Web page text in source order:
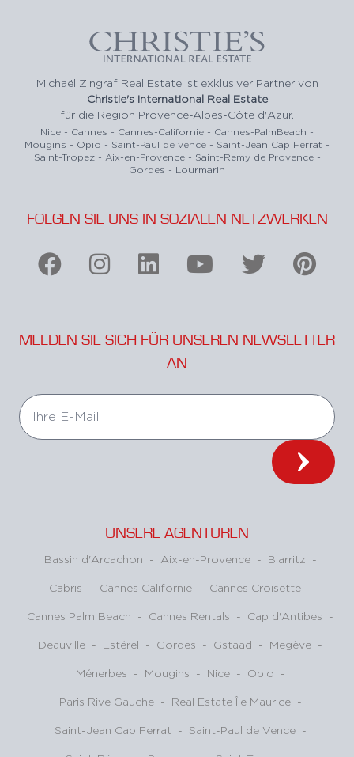
Michaël Zingraf Real Estate ist exklusiver Partner von
Christie's International Real Estate
für die Region Provence-Alpes-Côte d'Azur.
Nice - Cannes - Cannes-Californie - Cannes-PalmBeach -
Mougins - Opio - Saint-Paul de vence - Saint-Jean Cap Ferrat -
Saint-Tropez - Aix-en-Provence - Saint-Remy de Provence -
Gordes - Lourmarin
FOLGEN SIE UNS IN SOZIALEN NETZWERKEN
MELDEN SIE SICH FÜR UNSEREN NEWSLETTER
AN
UNSERE AGENTUREN
Bassin d'Arcachon - Aix-en-Provence - Biarritz -
Cabris - Cannes Californie - Cannes Croisette -
Cannes Palm Beach - Cannes Rentals - Cap d'Antibes -
Deauville - Estérel - Gordes - Gstaad - Megève -
Ménerbes - Mougins - Nice - Opio -
Paris Rive Gauche - Real Estate Île Maurice -
Saint-Jean Cap Ferrat - Saint-Paul de Vence -